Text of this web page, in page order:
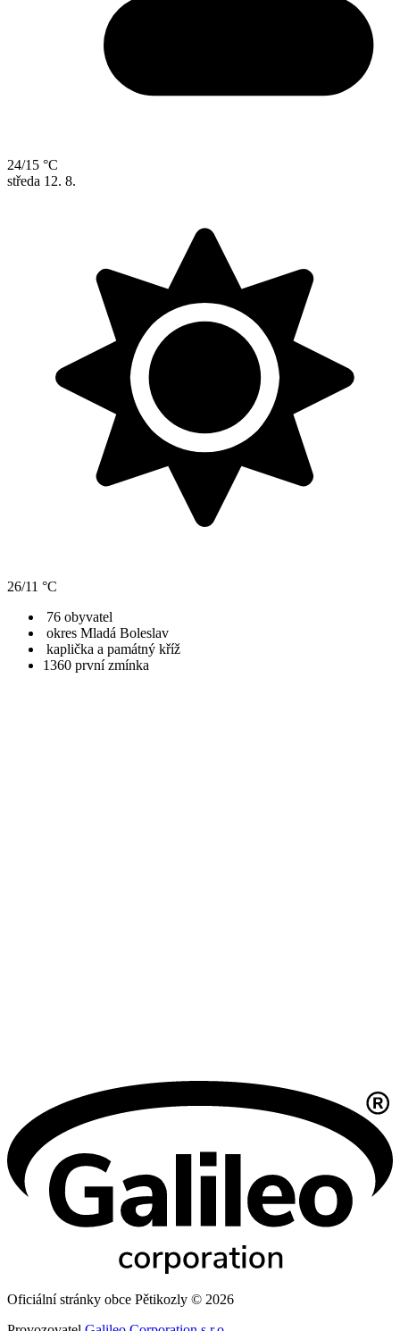
24/15 °C
středa 12. 8.
26/11 °C
76 obyvatel
okres Mladá Boleslav
kaplička a památný kříž
​1360 první zmínka
Oficiální stránky obce Pětikozly © 2026